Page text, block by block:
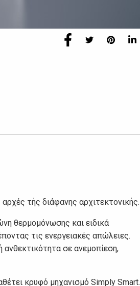
τής διάφανης αρχιτεκτονικής.
θερμομόνωσης και ειδικά
τις ενεργειακές απώλειες.
ανθεκτικότητα σε ανεμοπίεση,
κρυφό μηχανισμό Simply Smart.